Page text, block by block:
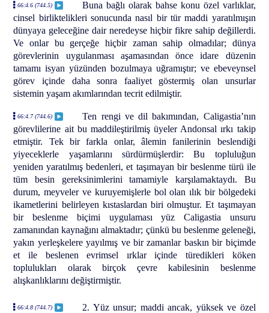
66:4.6 (744.5)
Buna bağlı olarak bahse konu özel varlıklar,
cinsel birliktelikleri sonucunda nasıl bir tür maddi yaratılmışın
dünyaya geleceğine dair neredeyse hiçbir fikre sahip değillerdi.
Ve onlar bu gerçeğe hiçbir zaman sahip olmadılar; dünya
görevlerinin uygulanması aşamasından önce idare düzenin
tamamı isyan yüzünden bozulmaya uğramıştır; ve ebeveynsel
görev içinde daha sonra faaliyet göstermiş olan unsurlar
sistemin yaşam akımlarından tecrit edilmiştir.
66:4.7 (744.6)
Ten rengi ve dil bakımından, Caligastia’nın
görevlilerine ait bu maddileştirilmiş üyeler Andonsal ırkı takip
etmiştir. Tek bir farkla onlar, âlemin fanilerinin beslendiği
yiyeceklerle yaşamlarını sürdürmüşlerdir: Bu topluluğun
yeniden yaratılmış bedenleri, et taşımayan bir beslenme türü ile
tüm besin gereksinimlerini tamamiyle karşılamaktaydı. Bu
durum, meyveler ve kuruyemişlerle bol olan ılık bir bölgedeki
ikametlerini belirleyen kıstaslardan biri olmuştur. Et taşımayan
bir beslenme biçimi uygulaması yüz Caligastia unsuru
zamanından kaynağını almaktadır; çünkü bu beslenme geleneği,
yakın yerleşkelere yayılmış ve bir zamanlar baskın bir biçimde
et ile beslenen evrimsel ırklar içinde türedikleri köken
toplulukları olarak birçok çevre kabilesinin beslenme
alışkanlıklarını değiştirmiştir.
66:4.8 (744.7)
2. Yüz unsur; maddi ancak, yüksek ve özel